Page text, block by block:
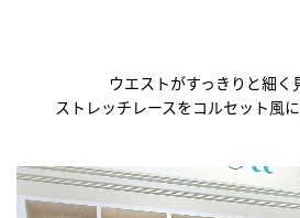
ウエストがすっきりと細く
ストレッチレースをコルセット風